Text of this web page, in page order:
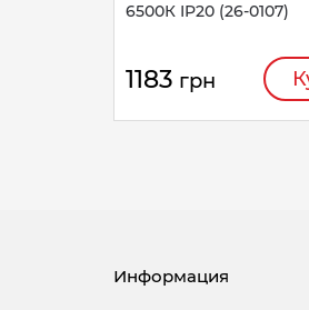
6500К IP20 (26-0107)
1183 грн
Информация